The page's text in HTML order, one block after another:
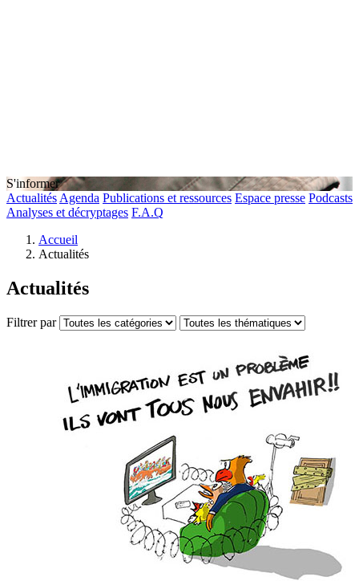
S'informer
Actualités Agenda Publications et ressources Espace presse Podcasts
Analyses et décryptages F.A.Q
Accueil
Actualités
Actualités
Filtrer par